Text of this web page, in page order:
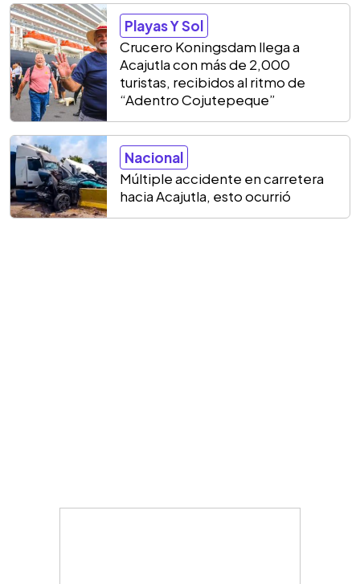
Playas Y Sol
Crucero Koningsdam llega a
Acajutla con más de 2,000
turistas, recibidos al ritmo de
“Adentro Cojutepeque”
Nacional
Múltiple accidente en carretera
hacia Acajutla, esto ocurrió